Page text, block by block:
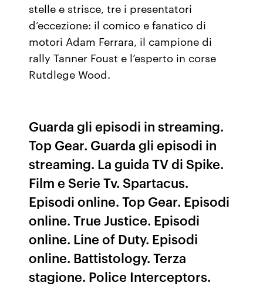
stelle e strisce, tre i presentatori
d’eccezione: il comico e fanatico di
motori Adam Ferrara, il campione di
rally Tanner Foust e l’esperto in corse
Rutdlege Wood.
Guarda gli episodi in streaming.
Top Gear. Guarda gli episodi in
streaming. La guida TV di Spike.
Film e Serie Tv. Spartacus.
Episodi online. Top Gear. Episodi
online. True Justice. Episodi
online. Line of Duty. Episodi
online. Battistology. Terza
stagione. Police Interceptors.